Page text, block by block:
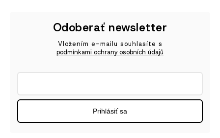
Odoberať newsletter
Vložením e-mailu souhlasíte s
podmínkami ochrany osobních údajů
Prihlásiť sa